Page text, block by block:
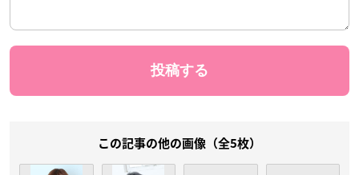
この記事の他の画像（全5枚）